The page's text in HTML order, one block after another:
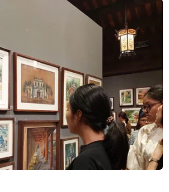
bị cáo bồi thường 50 triệu
.
(TTXVN/Vietnam+)